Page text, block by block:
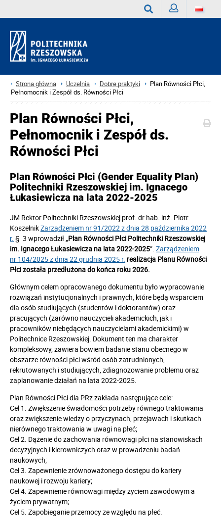
Strona główna Uczelnia Dobre praktyki
Plan Równości Płci,
Pełnomocnik i Zespół ds. Równości Płci
Plan Równości Płci,
Pełnomocnik i Zespół ds.
Równości Płci
Plan Równości Płci (Gender Equality Plan)
Politechniki Rzeszowskiej im. Ignacego
Łukasiewicza na lata 2022-2025
JM Rektor Politechniki Rzeszowskiej prof. dr hab. inż. Piotr
KoszelnikZarządzeniem nr 91/2022 z dnia 28 października 2022
r. § 3 wprowadził „Plan Równości Płci Politechniki Rzeszowskiej
im. Ignacego Łukasiewicza na lata 2022-2025”. Zarządzeniem
nr 104/2025 z dnia 22 grudnia 2025 r. realizacja Planu Równości
Płci została przedłużona do końca roku 2026.
Głównym celem opracowanego dokumentu było wypracowanie
rozwiązań instytucjonalnych i prawnych, które będą wsparciem
dla osób studiujących (studentów i doktorantów) oraz
pracujących (zarówno nauczycieli akademickich, jak i
pracowników niebędących nauczycielami akademickimi) w
Politechnice Rzeszowskiej. Dokument ten ma charakter
kompleksowy, zawiera bowiem badanie stanu obecnego w
obszarze równości płci wśród osób zatrudnionych,
rekrutowanych i studiujących, zdiagnozowanie problemu oraz
zaplanowanie działań na lata 2022-2025.
Plan Równości Płci dla PRz zakłada następujące cele:
Cel 1. Zwiększenie świadomości potrzeby równego traktowania
oraz zwiększenie wiedzy o przyczynach, przejawach i skutkach
nierównego traktowania w uwagi na płeć;
Cel 2. Dążenie do zachowania równowagi płci na stanowiskach
decyzyjnych i kierowniczych oraz w prowadzeniu badań
naukowych;
Cel 3. Zapewnienie zrównoważonego dostępu do kariery
naukowej i rozwoju kariery;
Cel 4. Zapewnienie równowagi między życiem zawodowym a
życiem prywatnym;
Cel 5. Zapobieganie przemocy ze względu na płeć.